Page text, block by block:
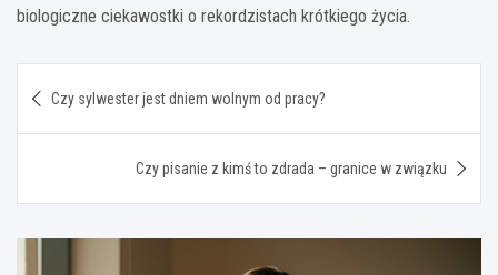
biologiczne ciekawostki o rekordzistach krótkiego życia.
wpisu
Czy sylwester jest dniem wolnym od pracy?
Czy pisanie z kimś to zdrada – granice w związku